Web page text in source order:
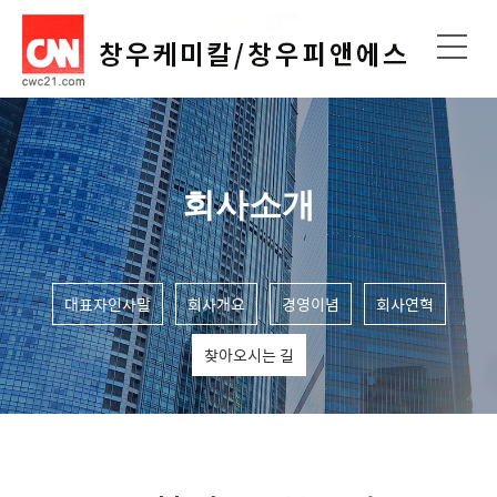
회사소개
대표자인사말 회사개요 경영이념 회사연혁
찾아오시는 길